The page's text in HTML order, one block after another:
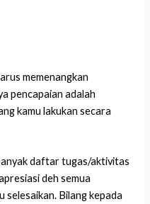
memenangkan
pencapaian adalah
kamu lakukan secara
daftar tugas/aktivitas
deh semua
selesaikan. Bilang kepada